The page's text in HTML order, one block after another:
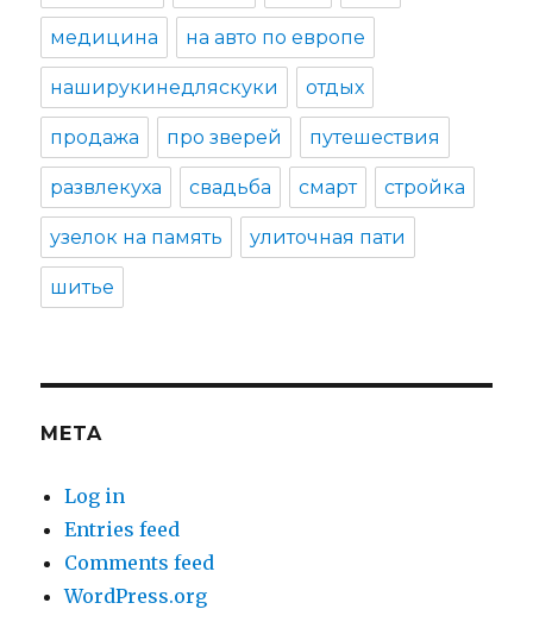
медицина на авто по европе
наширукинедляскуки отдых
продажа про зверей путешествия
развлекуха свадьба смарт стройка
узелок на память улиточная пати
шитье
META
Log in
Entries feed
Comments feed
WordPress.org